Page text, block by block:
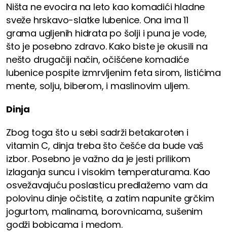
Ništa ne evocira na leto kao komadići hladne
sveže hrskavo-slatke lubenice. Ona ima 11
grama ugljenih hidrata po šolji i puna je vode,
što je posebno zdravo. Kako biste je okusili na
nešto drugačiji način, očišćene komadiće
lubenice pospite izmrvljenim feta sirom, listićima
mente, solju, biberom, i maslinovim uljem.
Dinja
Zbog toga što u sebi sadrži betakaroten i
vitamin C, dinja treba što češće da bude vaš
izbor. Posebno je važno da je jesti prilikom
izlaganja suncu i visokim temperaturama. Kao
osvežavajuću poslasticu predlažemo vam da
polovinu dinje očistite, a zatim napunite grčkim
jogurtom, malinama, borovnicama, sušenim
godži bobicama i medom.